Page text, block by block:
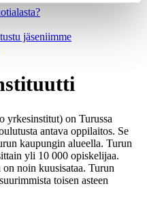
jäseniimme
yrkesinstitut) on Turussa
antava oppilaitos. Se
kaupungin alueella. Turun
yli 10 000 opiskelijaa.
noin kuusisataa. Turun
toisen asteen